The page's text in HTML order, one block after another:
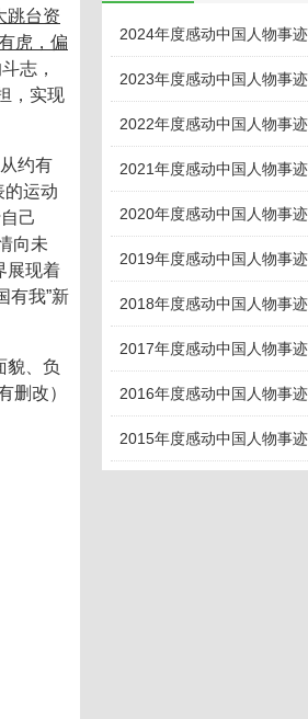
跳台资
虎，偏
志，
，实现
约有
的运动
己
向未
展现着
有我”新
貌、负
改）
2024年度感动中国人物事
2023年度感动中国人物事
2022年度感动中国人物事
2021年度感动中国人物事
2020年度感动中国人物事
2019年度感动中国人物事
2018年度感动中国人物事
2017年度感动中国人物事
2016年度感动中国人物事
2015年度感动中国人物事